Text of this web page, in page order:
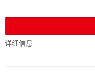
详细信息